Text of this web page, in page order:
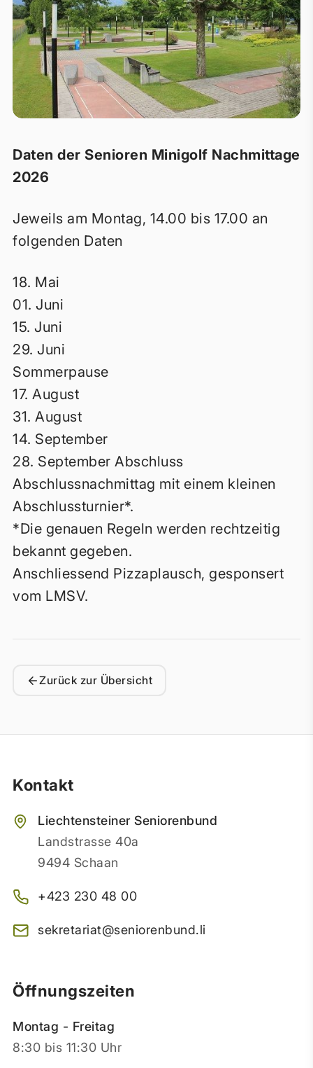
Daten der Senioren Minigolf Nachmittage
2026
Jeweils am Montag, 14.00 bis 17.00 an
folgenden Daten
18. Mai
01. Juni
15. Juni
29. Juni
Sommerpause
17. August
31. August
14. September
28. September Abschluss
Abschlussnachmittag mit einem kleinen
Abschlussturnier*.
*Die genauen Regeln werden rechtzeitig
bekannt gegeben.
Anschliessend Pizzaplausch, gesponsert
vom LMSV.
Zurück zur Übersicht
Kontakt
Liechtensteiner Seniorenbund
Landstrasse 40a
9494 Schaan
+423 230 48 00
sekretariat@seniorenbund.li
Öffnungszeiten
Montag - Freitag
8:30 bis 11:30 Uhr